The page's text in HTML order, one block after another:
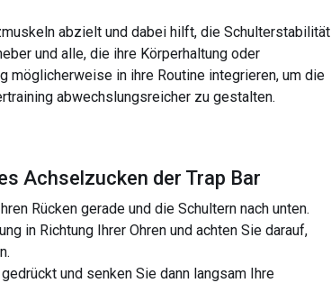
abzielt und dabei hilft, die Schulterstabilität
und alle, die ihre Körperhaltung oder
möglicherweise in ihre Routine integrieren, um die
abwechslungsreicher zu gestalten.
Achselzucken der Trap Bar
Rücken gerade und die Schultern nach unten.
in Richtung Ihrer Ohren und achten Sie darauf,
und senken Sie dann langsam Ihre